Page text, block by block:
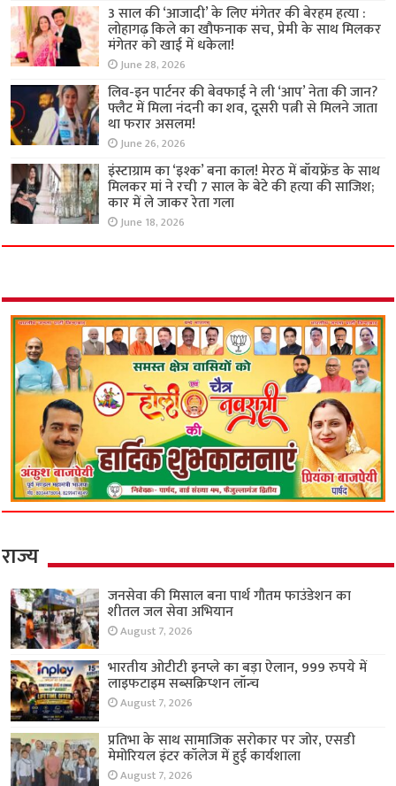
3 साल की ‘आजादी’ के लिए मंगेतर की बेरहम हत्या :
लोहागढ़ किले का खौफनाक सच, प्रेमी के साथ मिलकर
मंगेतर को खाई में धकेला!
June 28, 2026
लिव-इन पार्टनर की बेवफाई ने ली ‘आप’ नेता की जान?
फ्लैट में मिला नंदनी का शव, दूसरी पत्नी से मिलने जाता
था फरार असलम!
June 26, 2026
इंस्टाग्राम का ‘इश्क’ बना काल! मेरठ में बॉयफ्रेंड के साथ
मिलकर मां ने रची 7 साल के बेटे की हत्या की साजिश;
कार में ले जाकर रेता गला
June 18, 2026
राज्य
जनसेवा की मिसाल बना पार्थ गौतम फाउंडेशन का
शीतल जल सेवा अभियान
August 7, 2026
भारतीय ओटीटी इनप्ले का बड़ा ऐलान, 999 रुपये में
लाइफटाइम सब्सक्रिप्शन लॉन्च
August 7, 2026
प्रतिभा के साथ सामाजिक सरोकार पर जोर, एसडी
मेमोरियल इंटर कॉलेज में हुई कार्यशाला
August 7, 2026